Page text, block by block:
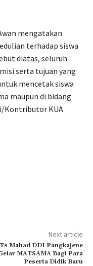
mengatakan
terhadap siswa
diatas, seluruh
serta tujuan yang
mencetak siswa
maupun di bidang
Kontributor KUA
Next article
Mahad DDI Pangkajene
MATSAMA Bagi Para
Peserta Didik Baru